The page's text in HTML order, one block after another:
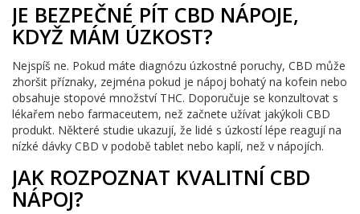
JE BEZPEČNÉ PÍT CBD NÁPOJE,
KDYŽ MÁM ÚZKOST?
Nejspíš ne. Pokud máte diagnózu úzkostné poruchy, CBD může
zhoršit příznaky, zejména pokud je nápoj bohatý na kofein nebo
obsahuje stopové množství THC. Doporučuje se konzultovat s
lékařem nebo farmaceutem, než začnete užívat jakýkoli CBD
produkt. Některé studie ukazují, že lidé s úzkostí lépe reagují na
nízké dávky CBD v podobě tablet nebo kaplí, než v nápojích.
JAK ROZPOZNAT KVALITNÍ CBD
NÁPOJ?